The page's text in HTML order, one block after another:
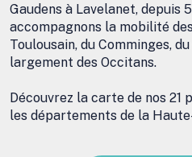
Gaudens à Lavelanet, depuis
accompagnons la mobilité
Toulousain, du Comminges,
largement des Occitans.
Découvrez la carte de nos 21
les départements de la